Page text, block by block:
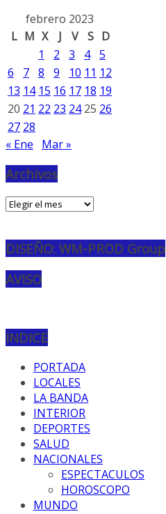
febrero 2023
L M X J V S D
1
2 3 4 5
6
7 8 9 10 11 12
13 14 15 16 17 18 19
20 21 22 23 24 25 26
27 28
« Ene
Mar »
Archivos
Archivos
DISEÑO: WM-PROD Group
AVISO
INDICE
PORTADA
LOCALES
LA BANDA
INTERIOR
DEPORTES
SALUD
NACIONALES
ESPECTACULOS
HOROSCOPO
MUNDO